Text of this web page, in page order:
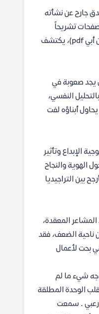
جارح عن نشأته
تشريحاً
دقيقاً لشخصية شابلن: كماله المهني الهوسي، نوبات غضبه، وحاجته الماسة للحب والقبول. من خلال (تحميل كتاب شابلن أبي pdf)، يكتشف
يجد صعوبة في
النفسي،
أبناؤه لفت
الإبداع وتأثير
الهوية والنجاح
بين التراجيديا
المعقدة،
ناحية الضعف، فقد
بحت لأعمال
شيء ما لم
الوحدة المطلقة
رعبي . سمعت